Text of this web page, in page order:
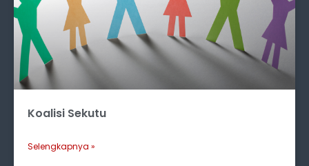
Koalisi Sekutu
Selengkapnya »